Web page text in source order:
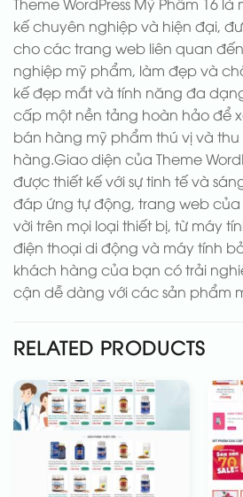
kế chuyên nghiệp và hiện đại,
cho các trang web liên quan
nghiệp mỹ phẩm, làm đẹp và
kế đẹp mắt và tính năng đa
cấp một nền tảng hoàn hảo để
bán hàng mỹ phẩm thú vị và
hàng.Giao diện của Theme
được thiết kế với sự tinh tế và
đáp ứng tự động, trang web của
vời trên mọi loại thiết bị, từ máy
điện thoại di động và máy tính
khách hàng của bạn có trải
cận dễ dàng với các sản phẩm
RELATED PRODUCTS